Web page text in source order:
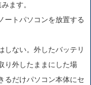
ます。
ートパソコンを放置する
しない。外したバッテリ
り外したままにした場
るだけパソコン本体にセ